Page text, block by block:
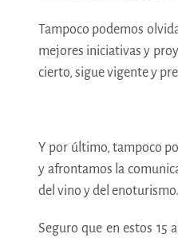
Tampoco podemos
mejores iniciativas y
cierto, sigue vigente y
Y por último, tampoco
y afrontamos la
del vino y del enoturismo.
Seguro que en estos 15